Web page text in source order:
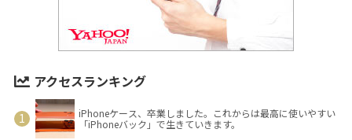
アクセスランキング
iPhoneケース、卒業しました。これからは最高に使いやすい
「iPhoneバック」で生きていきます。